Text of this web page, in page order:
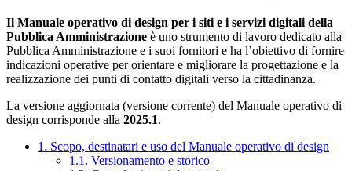
Il Manuale operativo di design per i siti e i servizi digitali della
Pubblica Amministrazione è uno strumento di lavoro dedicato alla
Pubblica Amministrazione e i suoi fornitori e ha l’obiettivo di fornire
indicazioni operative per orientare e migliorare la progettazione e la
realizzazione dei punti di contatto digitali verso la cittadinanza.
La versione aggiornata (versione corrente) del Manuale operativo di
design corrisponde alla 2025.1.
1. Scopo, destinatari e uso del Manuale operativo di design
1.1. Versionamento e storico